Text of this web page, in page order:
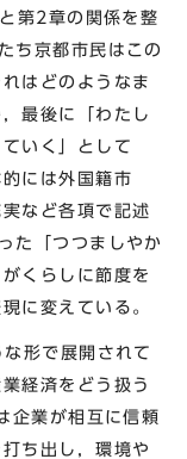
第2章の関係を整
ち京都市民はこの
はどのようなま
最後に「わたし
いく」として
には外国籍市
など各項で記述
た「つつましやか
くらしに節度を
に変えている。
形で展開されて
経済をどう扱う
企業が相互に信頼
ち出し，環境や